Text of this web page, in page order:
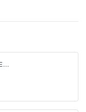
МОСКОВСКАЯ ПИВОВАРЕННАЯ КОМПАНИЯ (МПК)